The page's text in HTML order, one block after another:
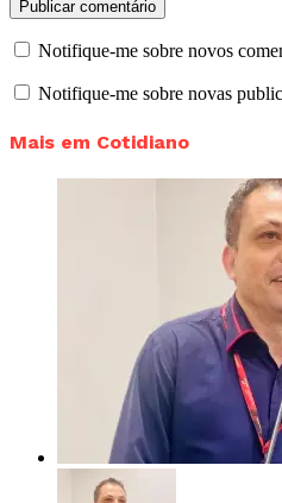
Notifique-me sobre novos
Notifique-me sobre novas
Mais em Cotidiano